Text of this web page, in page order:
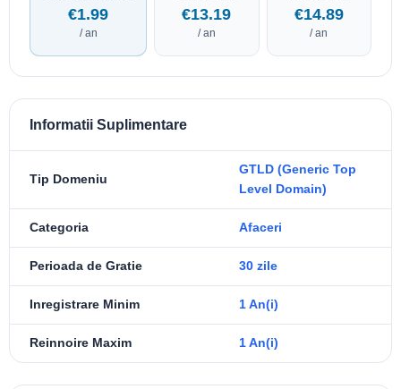
€1.99
/ an
€13.19
/ an
€14.89
/ an
Informatii Suplimentare
Tip Domeniu
GTLD (Generic Top
Level Domain)
Categoria Afaceri
Perioada de Gratie 30 zile
Inregistrare Minim 1 An(i)
Reinnoire Maxim 1 An(i)